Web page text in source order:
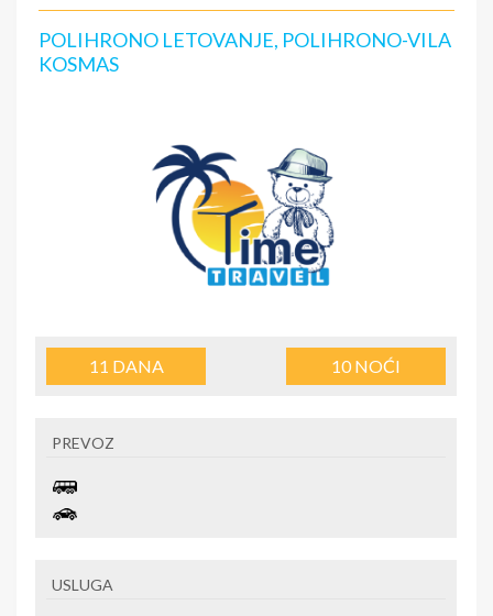
POLIHRONO LETOVANJE, POLIHRONO-VILA
KOSMAS
11 DANA 10NOĆI
PREVOZ
USLUGA